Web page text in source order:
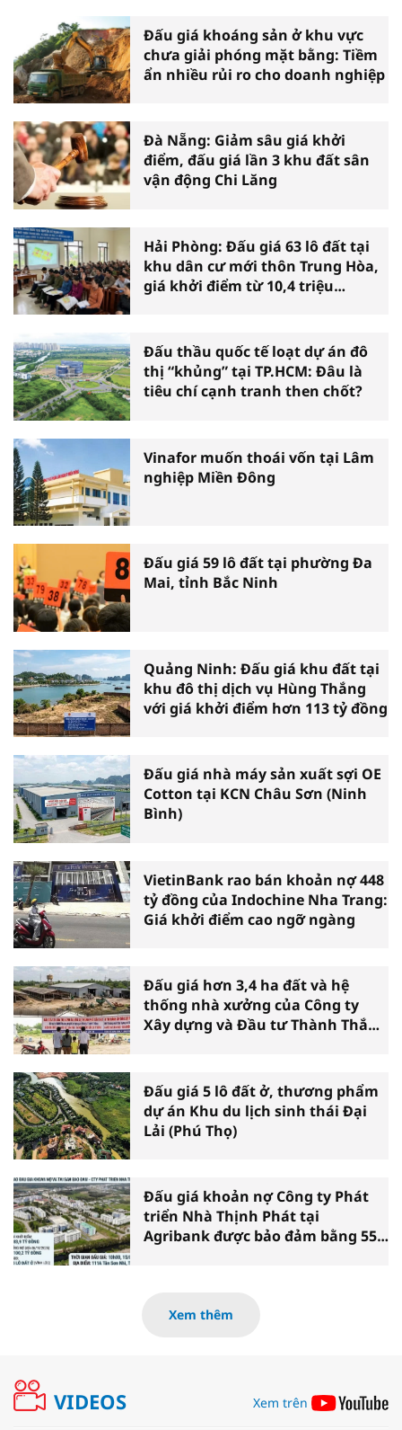
Đấu giá khoáng sản ở khu vực
chưa giải phóng mặt bằng: Tiềm
ẩn nhiều rủi ro cho doanh nghiệp
Đà Nẵng: Giảm sâu giá khởi
điểm, đấu giá lần 3 khu đất sân
vận động Chi Lăng
Hải Phòng: Đấu giá 63 lô đất tại
khu dân cư mới thôn Trung Hòa,
giá khởi điểm từ 10,4 triệu
Đấu thầu quốc tế loạt dự án đô
thị “khủng” tại TP.HCM: Đâu là
tiêu chí cạnh tranh then chốt?
Vinafor muốn thoái vốn tại Lâm
nghiệp Miền Đông
Đấu giá 59 lô đất tại phường Đa
Mai, tỉnh Bắc Ninh
Quảng Ninh: Đấu giá khu đất tại
khu đô thị dịch vụ Hùng Thắng
với giá khởi điểm hơn 113 tỷ đồng
Đấu giá nhà máy sản xuất sợi OE
Cotton tại KCN Châu Sơn (Ninh
Bình)
VietinBank rao bán khoản nợ 448
tỷ đồng của Indochine Nha Trang:
Giá khởi điểm cao ngỡ ngàng
Đấu giá hơn 3,4 ha đất và hệ
thống nhà xưởng của Công ty
Xây dựng và Đầu tư Thành Thắng
Đấu giá 5 lô đất ở, thương phẩm
dự án Khu du lịch sinh thái Đại
Lải (Phú Thọ)
Đấu giá khoản nợ Công ty Phát
triển Nhà Thịnh Phát tại
Agribank được bảo đảm bằng 55
Xem thêm
VIDEOS Xem trên